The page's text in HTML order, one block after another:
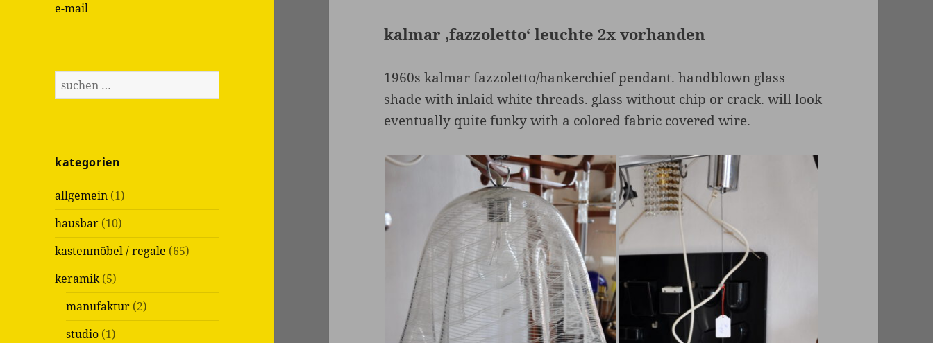
e-mail
u
n
a
c
h
:
kategorien
allgemein (1)
hausbar (10)
kastenmöbel / regale (65)
keramik(5)
manufaktur (2)
studio (1)
kalmar ‚fazzoletto‘ leuchte 2x vorhanden
1960s kalmar fazzoletto/hankerchief pendant. handblown glass
shade with inlaid white threads. glass without chip or crack. will look
eventually quite funky with a colored fabric covered wire.